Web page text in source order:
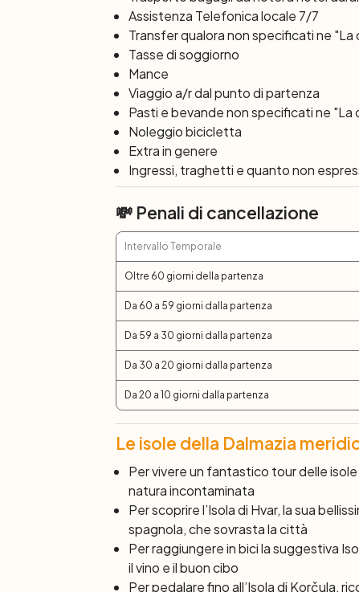
vecchia.
8° giorno:Trogir
Dopo colazione termine dei servizi e
Assistenza Telefonica locale 7/7
Transfer qualora non specificati ne
Tasse di soggiorno
Mance
Viaggio a/r dal punto di partenza
Pasti e bevande non specificati ne "La
Noleggio bicicletta
Extra in genere
Ingressi, traghetti e quanto non
💸 Penali di cancellazione
Intervallo Temporale
Oltre 60 giorni della partenza
Da 60 a 59 giorni dalla partenza
Da 59 a 30 giorni dalla partenza
Da 30 a 20 giorni dalla partenza
Da 20 a 10 giorni dalla partenza
Le isole della Dalmazia
Per vivere un fantastico tour delle isole
natura incontaminata
Per scoprire l’Isola di Hvar, la sua
spagnola, che sovrasta la città
Per raggiungere in bici la suggestiva
il vino e il buon cibo
Per pedalare fino all’Isola di Korčula,